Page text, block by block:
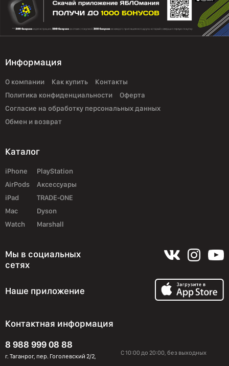
Информация
О компании Как купить
Контакты
Политика конфиденциальности
Оферта
Согласие на обработку персональных данных
Обмен и возврат
Каталог
iPhone
AirPods
iPad
Mac
Watch
PlayStation
Аксессуары
TRADE-ONE
Dyson
Marshall
Мы в социальных
сетях
Наше приложение
Контактная информация
8 988 999 08 88
г. Таганрог, пер. Гоголевский 2/2, С 10:00 до 20:00, без выходных